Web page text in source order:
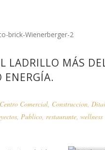
LADRILLO MÁS
ENERGÍA.
Centro Comercial, Construccion,
, Publico, restaurante, wellness